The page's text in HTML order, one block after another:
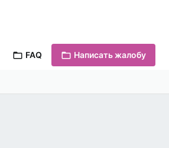
FAQ Написать жалобу